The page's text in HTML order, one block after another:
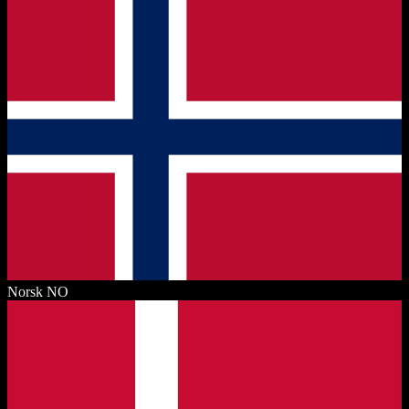
Norsk NO